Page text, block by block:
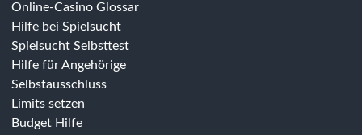
Online-Casino Glossar
Hilfe bei Spielsucht
Spielsucht Selbsttest
Hilfe für Angehörige
Selbstausschluss
Limits setzen
Budget Hilfe